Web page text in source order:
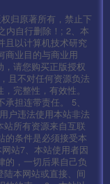
归原著所有，禁止下
内自行删除！; 2、本
且以计算机技术研究
商业目的与商业用
，请您购买正版授权
且不对任何资源负法
完整性，有效性。
担连带责任。 5、
户违法使用本站非法
所有资源来自互联
的条件是必须接受本
站7、本站使用者因
的，一切后果自己负
陆本网站或直接、间